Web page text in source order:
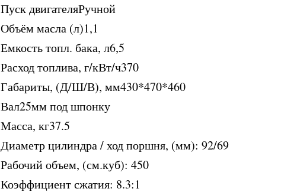
Пуск двигателяРучной
Объём масла (л)1,1
Емкость топл. бака, л6,5
Расход топлива, г/кВт/ч370
Габариты, (Д/Ш/В), мм430*470*460
Вал25мм под шпонку
Масса, кг37.5
Диаметр цилиндра / ход поршня, (мм): 92/69
Рабочий объем, (см.куб): 450
Коэффициент сжатия: 8.3:1